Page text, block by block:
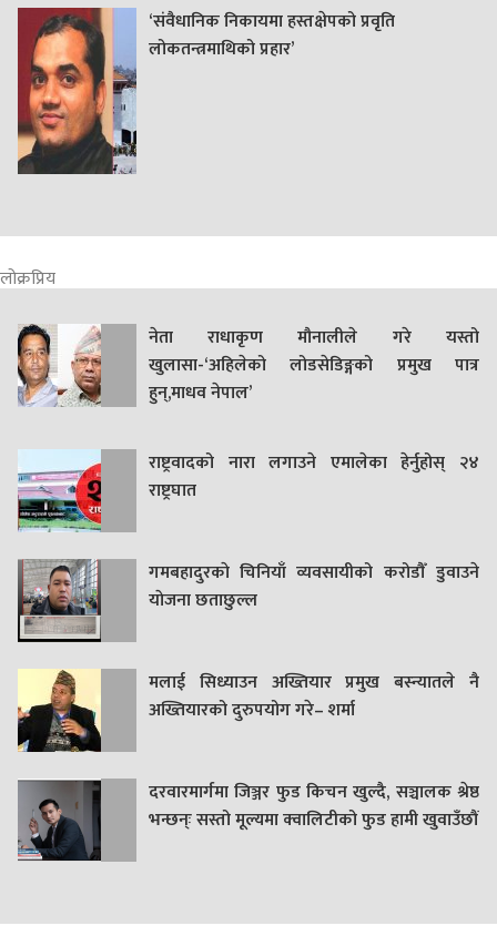
‘संवैधानिक निकायमा हस्तक्षेपको प्रवृति
लोकतन्त्रमाथिको प्रहार’
लोक्रप्रिय
नेता राधाकृण मौनालीले गरे यस्तो
खुलासा-‘अहिलेको लोडसेडिङ्गको प्रमुख पात्र
हुन्,माधव नेपाल’
राष्ट्रवादको नारा लगाउने एमालेका हेर्नुहोस् २४
राष्ट्रघात
गमबहादुरकाे चिनियाँ व्यवसायीको करोडौँ डुवाउने
याेजना छताछुल्ल
मलाई सिध्याउन अख्तियार प्रमुख बस्न्यातले नै
अख्तियारको दुरुपयोग गरे– शर्मा
दरवारमार्गमा जिञ्जर फुड किचन खुल्दै, सञ्चालक श्रेष्ठ
भन्छन्ः सस्तो मूल्यमा क्वालिटीको फुड हामी खुवाउँछौं